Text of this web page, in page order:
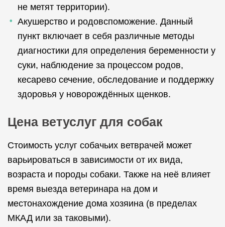
не метят территории).
Акушерство и родовспоможение. Данный
пункт включает в себя различные методы
диагностики для определения беременности у
суки, наблюдение за процессом родов,
кесарево сечение, обследование и поддержку
здоровья у новорождённых щенков.
Цена ветуслуг для собак
Стоимость услуг собачьих ветврачей может
варьироваться в зависимости от их вида,
возраста и породы собаки. Также на неё влияет
время выезда ветеринара на дом и
местонахождение дома хозяина (в пределах
МКАД или за таковыми).